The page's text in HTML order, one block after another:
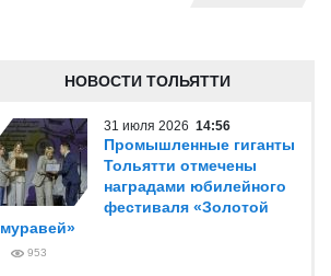
НОВОСТИ ТОЛЬЯТТИ
31 июля 2026 14:56
Промышленные гиганты
Тольятти отмечены
наградами юбилейного
фестиваля «Золотой
муравей»
953